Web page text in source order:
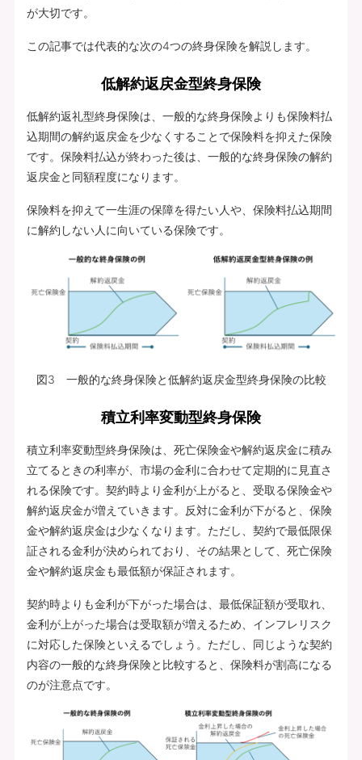
が大切です。
この記事では代表的な次の4つの終身保険を解説します。
低解約返戻金型終身保険
低解約返礼型終身保険は、一般的な終身保険よりも保険料払
込期間の解約返戻金を少なくすることで保険料を抑えた保険
です。保険料払込が終わった後は、一般的な終身保険の解約
返戻金と同額程度になります。
保険料を抑えて一生涯の保障を得たい人や、保険料払込期間
に解約しない人に向いている保険です。
図3 一般的な終身保険と低解約返戻金型終身保険の比較
積立利率変動型終身保険
積立利率変動型終身保険は、死亡保険金や解約返戻金に積み
立てるときの利率が、市場の金利に合わせて定期的に見直さ
れる保険です。契約時より金利が上がると、受取る保険金や
解約返戻金が増えていきます。反対に金利が下がると、保険
金や解約返戻金は少なくなります。ただし、契約で最低限保
証される金利が決められており、その結果として、死亡保険
金や解約返戻金も最低額が保証されます。
契約時よりも金利が下がった場合は、最低保証額が受取れ、
金利が上がった場合は受取額が増えるため、インフレリスク
に対応した保険といえるでしょう。ただし、同じような契約
内容の一般的な終身保険と比較すると、保険料が割高になる
のが注意点です。